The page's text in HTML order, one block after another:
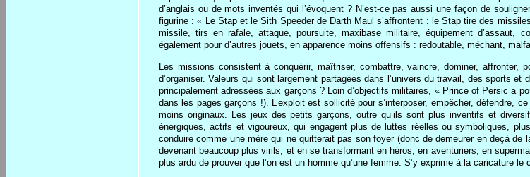
d’anglais ou de mots inventés qui l’évoquent ? N’est-ce pas aussi une façon de
figurine : « Le Stap et le Sith Speeder de Darth Maul s’affrontent : le Stap tire des
missile, tirs en rafale, attaque, poursuite, maxibase militaire, équipement d’assaut,
également pour d’autres jouets, en apparence moins offensifs : redoutable, méchant,
Les missions consistent à conquérir, maîtriser, combattre, vaincre, dominer, affronter,
d’organiser. Valeurs qui sont largement partagées dans l’univers du travail, des sports
principalement adressées aux garçons ? Loin d’objectifs militaires, « Prince of Persic a
dans les pages garçons !). L’exploit est sollicité pour s’interposer, empêcher,
moins originaux. Les jeux des petits garçons, outre qu’ils sont plus inventifs et
énergiques, actifs et vigoureux, qui engagent plus de luttes réelles ou symboliques,
conduire comme une mère qui ne quitterait pas son foyer (donc de demeurer en deçà
devenant beaucoup plus virils, et en se transformant en héros, en aventuriers, en
plus ardu de prouver que l’on est un homme qu’une femme. S’y exprime à la caricature le